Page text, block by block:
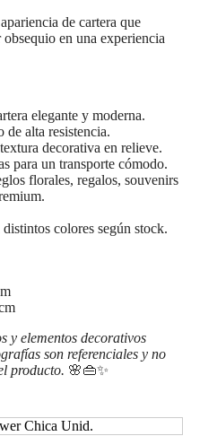
de cartera que
en una experiencia
elegante y moderna.
alta resistencia.
decorativa en relieve.
para un transporte cómodo.
florales, regalos, souvenirs
colores según stock.
y elementos decorativos
son referenciales y no
producto. 🌸👜✨